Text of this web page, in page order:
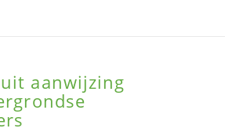
aanwijzing